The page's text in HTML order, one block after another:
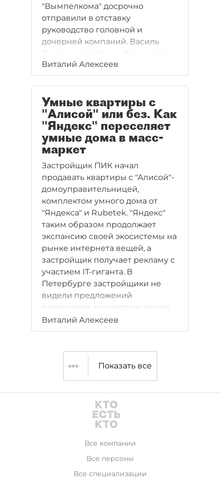
"Вымпелкома" досрочно
отправили в отставку
руководство головной и
дочерней компаний. Василь
Лацанич уволен на фоне слухов
о срыве крупной сделки,
падения в потребительском
сегменте и продажи самого
оператора. Участники рынка
уверены, что очередная
дежурная смена гендиректора
ничего не изменит для
проблемной компании.
Виталий Алексеев
Умные квартиры с
"Алисой" или без. Как
"Яндекс" переселяет
умные дома в масс-
маркет
Застройщик ПИК начал
продавать квартиры с "Алисой"-
домоуправительницей,
комплектом умного дома от
"Яндекса" и Rubetek. "Яндекс"
таким образом продолжает
экспансию своей экосистемы на
рынке интернета вещей, а
застройщик получает рекламу с
участием IT-гиганта. В
Петербурге застройщики не
видели предложений
поисковика, на местном рынке
умные дома пока остаются
синонимом комфорткласса.
Виталий Алексеев
Показать все
Все компании
Все персоны
Все специализации